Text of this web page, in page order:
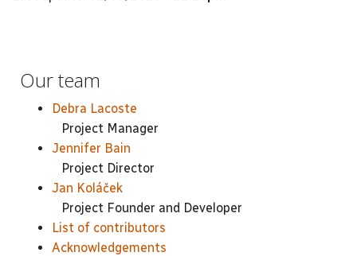
Our team
Debra Lacoste
Project Manager
Jennifer Bain
Project Director
Jan Koláček
Project Founder and Developer
List of contributors
Acknowledgements